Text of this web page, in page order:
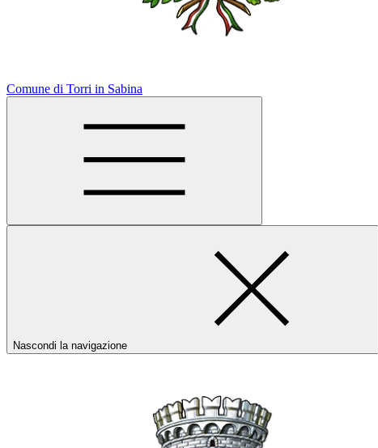
Comune di Torri in Sabina
Nascondi la navigazione